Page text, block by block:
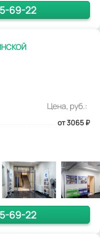
69-22
Цена, руб.:
от 3065 ₽
69-22